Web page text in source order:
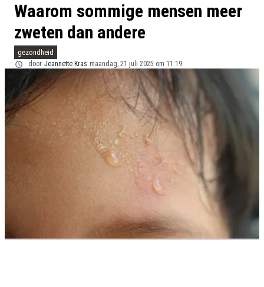
Waarom sommige mensen meer
zweten dan andere
gezondheid
door Jeannette Kras maandag, 21 juli 2025 om 11:19